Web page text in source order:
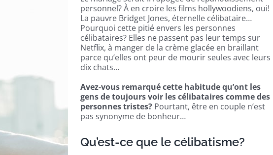
personnel? À en croire les films hollywoodiens, oui!
La pauvre Bridget Jones, éternelle célibataire…
Pourquoi cette pitié envers les personnes
célibataires? Elles ne passent pas leur temps sur
Netflix, à manger de la crème glacée en braillant
parce qu’elles ont peur de mourir seules avec leurs
dix chats…
Avez-vous remarqué cette habitude qu’ont les
gens de toujours voir les célibataires comme des
personnes tristes?Pourtant, être en couple n’est
pas synonyme de bonheur…
Qu’est-ce que le célibatisme?